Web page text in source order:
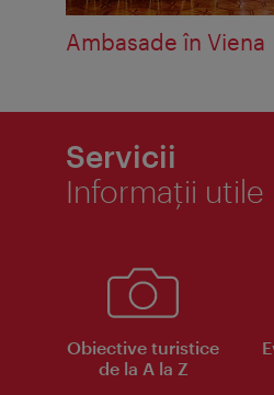
Ambasade în Viena
Servicii
Informaţii utile
Obiective turistice
de la A la Z